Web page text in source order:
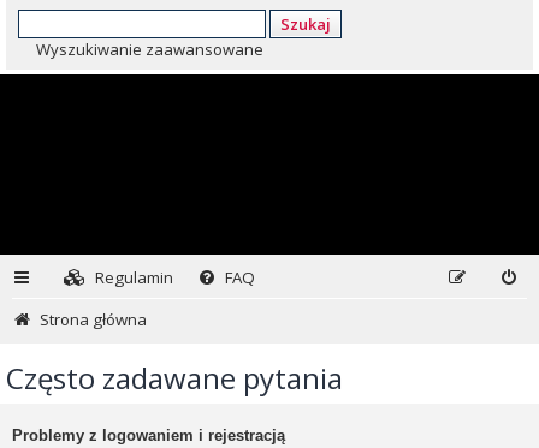
Szukaj
Wyszukiwanie zaawansowane
Regulamin
FAQ
Strona główna
Często zadawane pytania
Problemy z logowaniem i rejestracją